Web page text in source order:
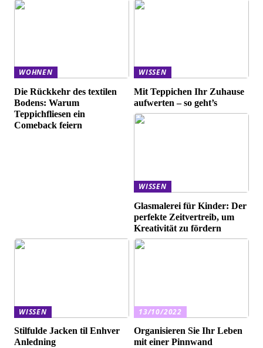
WOHNEN
Die Rückkehr des textilen
Bodens: Warum
Teppichfliesen ein
Comeback feiern
WISSEN
Mit Teppichen Ihr Zuhause
aufwerten – so geht’s
WISSEN
Glasmalerei für Kinder: Der
perfekte Zeitvertreib, um
Kreativität zu fördern
WISSEN
Stilfulde Jacken til Enhver
Anledning
13/10/2022
Organisieren Sie Ihr Leben
mit einer Pinnwand